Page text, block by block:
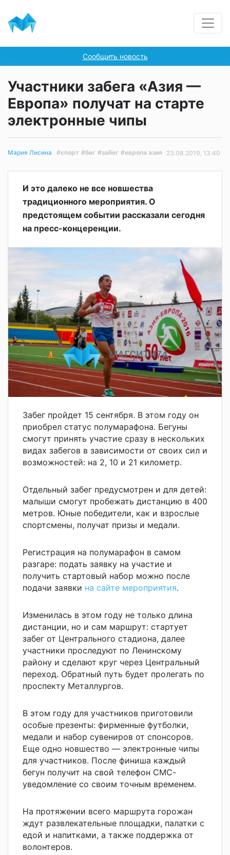
Сообщить новость
Участники забега «Азия —
Европа» получат на старте
электронные чипы
Мария Лисина #спорт #бег #забег #европа азия 23.08.2019, 13:40
И это далеко не все новшества
традиционного мероприятия. О
предстоящем событии рассказали сегодня
на пресс-концеренции.
Забег пройдет 15 сентября. В этом году он
приобрел статус полумарафона. Бегуны
смогут принять участие сразу в нескольких
видах забегов в зависимости от своих сил и
возможностей: на 2, 10 и 21 километр.
Отдельный забег предусмотрен и для детей:
малыши смогут пробежать дистанцию в 400
метров. Юные победители, как и взрослые
спортсмены, получат призы и медали.
Регистрация на полумарафон в самом
разгаре: подать заявку на участие и
получить стартовый набор можно после
подачи заявки на сайте мероприятия.
Изменилась в этом году не только длина
дистанции, но и сам маршрут: стартует
забег от Центрального стадиона, далее
участники проследуют по Ленинскому
району и сделают круг через Центральный
переход. Обратный путь будет пролегать по
проспекту Металлургов.
В этом году для участников приготовили
особые презенты: фирменные футболки,
медали и набор сувениров от спонсоров.
Еще одно новшество — электронные чипы
для участников. После финиша каждый
бегун получит на свой телефон СМС-
уведомление со своим точным временем.
На протяжении всего маршрута горожан
ждут развлекательные площадки, палатки с
едой и напитками, а также поддержка от
волонтеров.